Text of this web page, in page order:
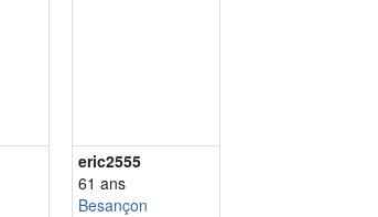
eric2555
61 ans
Besançon